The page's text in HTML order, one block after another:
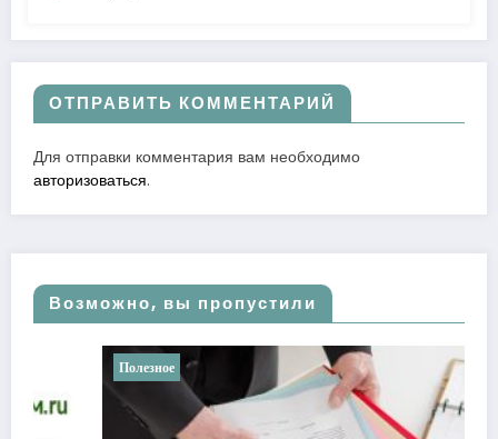
ОТПРАВИТЬ КОММЕНТАРИЙ
Для отправки комментария вам необходимо
авторизоваться.
Возможно, вы пропустили